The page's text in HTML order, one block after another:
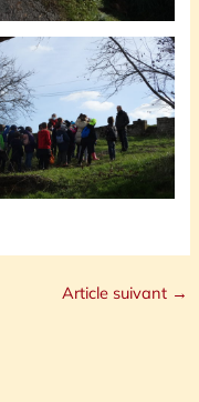
Article suivant →